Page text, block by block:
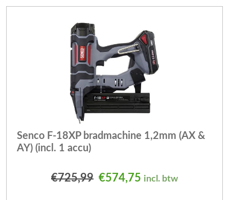
Senco F-18XP bradmachine 1,2mm (AX &
AY) (incl. 1 accu)
€725,99 Oorspronkelijke prijs
€574,75 Huidige prijs is:
incl. btw